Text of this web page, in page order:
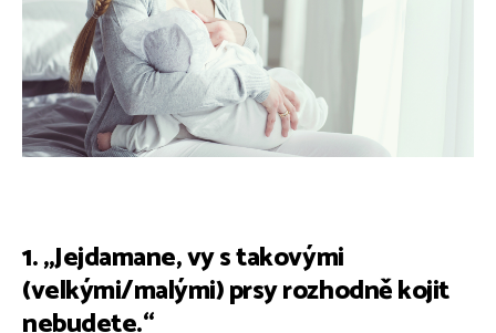
1. „Jejdamane, vy s takovými
(velkými/malými) prsy rozhodně kojit